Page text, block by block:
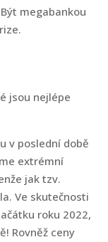
megabankou
jsou nejlépe
v poslední době
extrémní
jak tzv.
Ve skutečnosti
roku 2022,
Rovněž ceny